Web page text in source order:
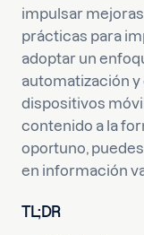
impulsar
prácticas para
adoptar un
automatización
dispositivos
contenido a la
oportuno,
en información
TL;DR